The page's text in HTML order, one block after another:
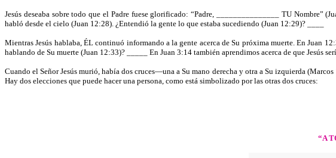
Jesús deseaba sobre todo que el Padre fuese glorificado: “Padre, _______________ TU Nombre”
habló desde el cielo (Juan 12:28). ¿Entendió la gente lo que estaba sucediendo (Juan 12:29)? ____
Mientras Jesús hablaba, ÉL continuó informando a la gente acerca de Su próxima muerte. En Juan
hablando de Su muerte (Juan 12:33)? _____ En Juan 3:14 también aprendimos acerca de que Jesús
Cuando el Señor Jesús murió, había dos cruces—una a Su mano derecha y otra a Su izquierda
Hay dos elecciones que puede hacer una persona, como está simbolizado por las otras dos cruces:
“A